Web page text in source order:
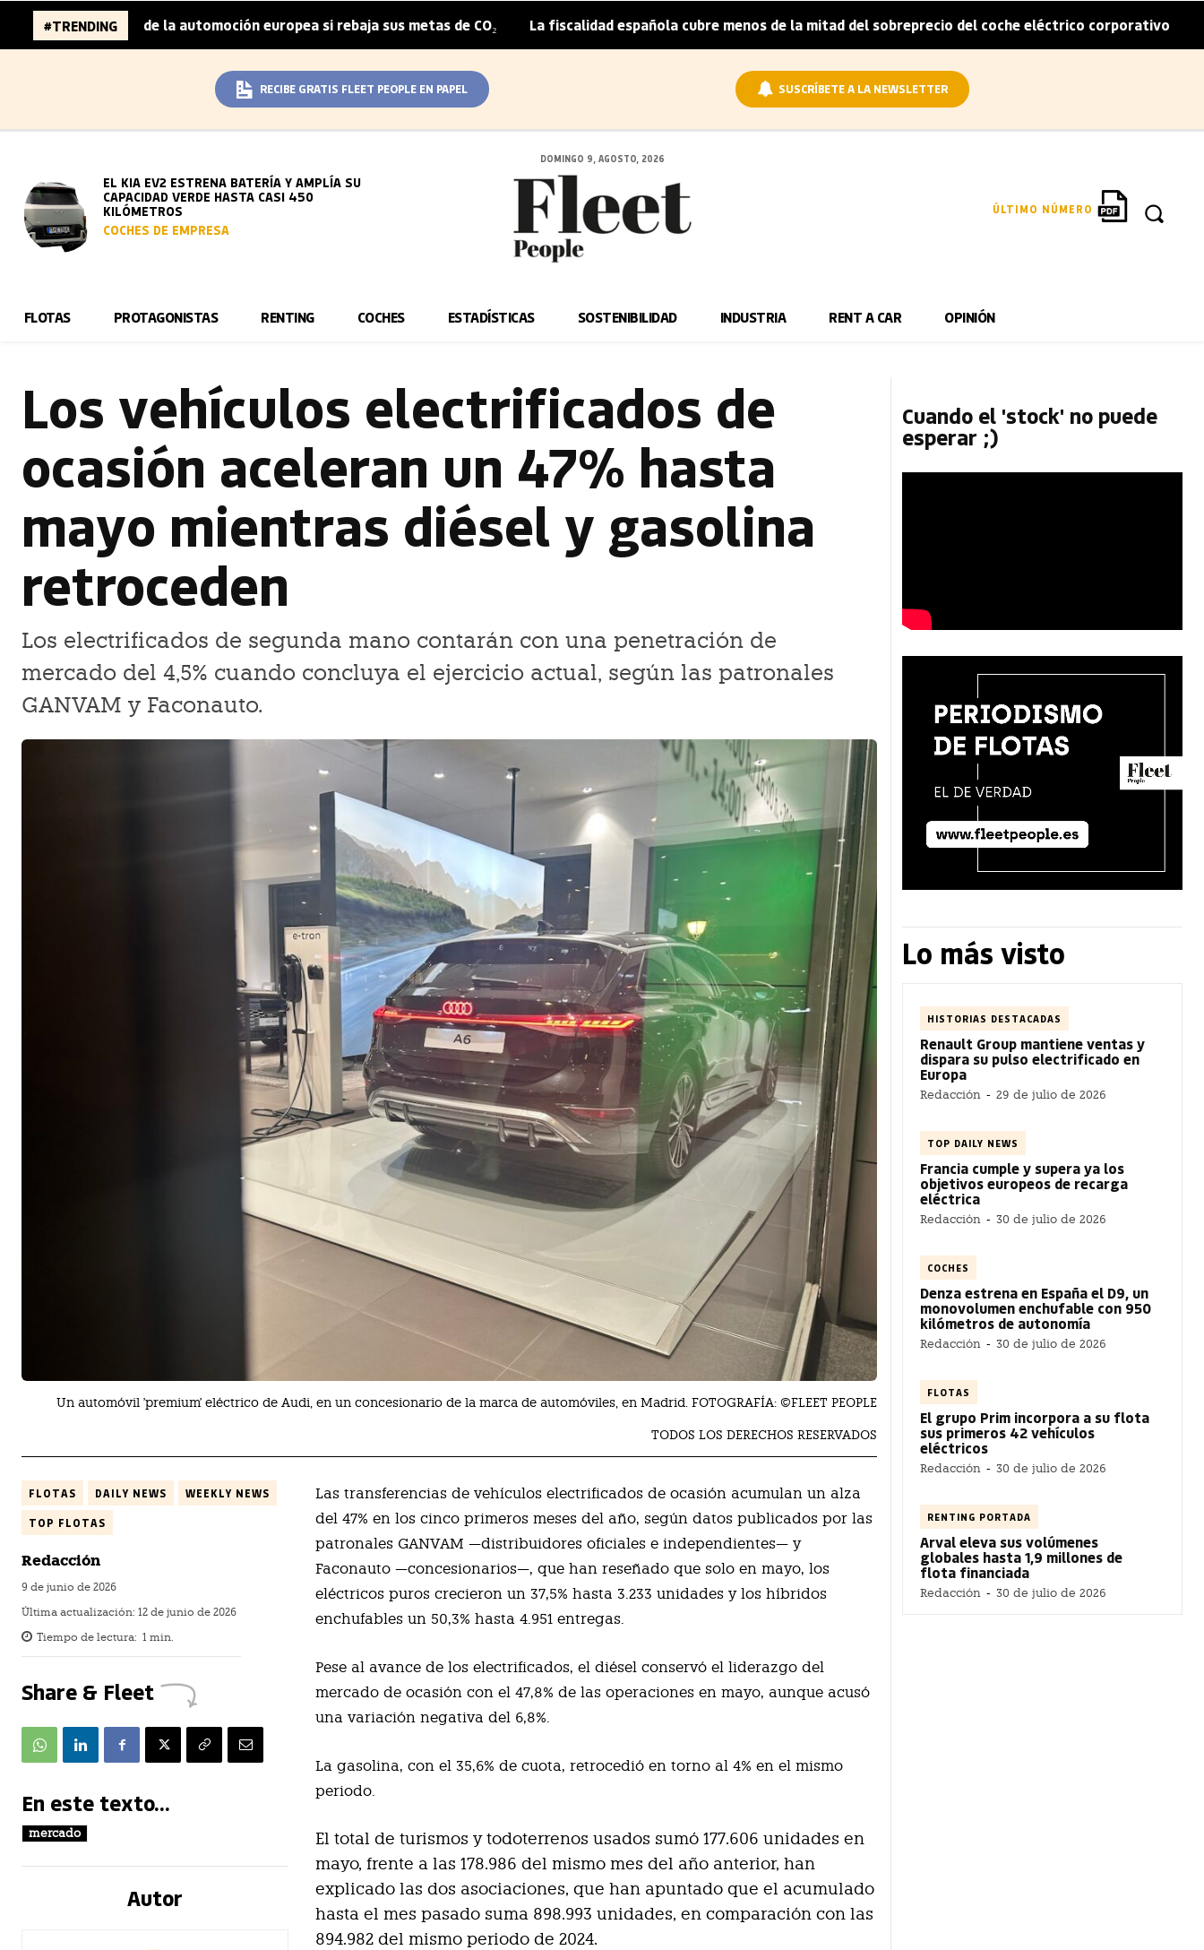
#TRENDING
de la automoción europea si rebaja sus metas de CO₂ | La fiscalidad española cubre menos de la mitad del sobreprecio del coche eléctrico corporativo | Arval
RECIBE GRATIS FLEET PEOPLE EN PAPEL SUSCRÍBETE A LA NEWSLETTER
EL KIA EV2 ESTRENA BATERÍA Y AMPLÍA SU
CAPACIDAD VERDE HASTA CASI 450
KILÓMETROS
COCHES DE EMPRESA
DOMINGO 9, AGOSTO, 2026
ÚLTIMO NÚMERO
FLOTAS PROTAGONISTAS RENTING COCHES ESTADÍSTICAS SOSTENIBILIDAD INDUSTRIA RENT A CAR OPINIÓN
Los vehículos electrificados de
ocasión aceleran un 47% hasta
mayo mientras diésel y gasolina
retroceden
Los electrificados de segunda mano contarán con una penetración de
mercado del 4,5% cuando concluya el ejercicio actual, según las patronales
GANVAM y Faconauto.
Un automóvil 'premium' eléctrico de Audi, en un concesionario de la marca de automóviles, en Madrid. FOTOGRAFÍA: ©FLEET PEOPLE
TODOS LOS DERECHOS RESERVADOS
FLOTAS DAILY NEWS WEEKLY NEWS
TOP FLOTAS
Redacción
9 de junio de 2026
Última actualización: 12 de junio de 2026
Tiempo de lectura: 1 min.
Share & Fleet
En este texto...
mercado
Autor
Las transferencias de vehículos electrificados de ocasión acumulan un alza
del 47% en los cinco primeros meses del año, según datos publicados por las
patronales GANVAM —distribuidores oficiales e independientes— y
Faconauto —concesionarios—, que han reseñado que solo en mayo, los
eléctricos puros crecieron un 37,5% hasta 3.233 unidades y los híbridos
enchufables un 50,3% hasta 4.951 entregas.
Pese al avance de los electrificados, el diésel conservó el liderazgo del
mercado de ocasión con el 47,8% de las operaciones en mayo, aunque acusó
una variación negativa del 6,8%.
La gasolina, con el 35,6% de cuota, retrocedió en torno al 4% en el mismo
periodo.
El total de turismos y todoterrenos usados sumó 177.606 unidades en
mayo, frente a las 178.986 del mismo mes del año anterior, han
explicado las dos asociaciones, que han apuntado que el acumulado
hasta el mes pasado suma 898.993 unidades, en comparación con las
894.982 del mismo periodo de 2024.
Cuando el 'stock' no puede
esperar ;)
Lo más visto
HISTORIAS DESTACADAS
Renault Group mantiene ventas y
dispara su pulso electrificado en
Europa
Redacción - 29 de julio de 2026
TOP DAILY NEWS
Francia cumple y supera ya los
objetivos europeos de recarga
eléctrica
Redacción - 30 de julio de 2026
COCHES
Denza estrena en España el D9, un
monovolumen enchufable con 950
kilómetros de autonomía
Redacción - 30 de julio de 2026
FLOTAS
El grupo Prim incorpora a su flota
sus primeros 42 vehículos
eléctricos
Redacción - 30 de julio de 2026
RENTING PORTADA
Arval eleva sus volúmenes
globales hasta 1,9 millones de
flota financiada
Redacción - 30 de julio de 2026